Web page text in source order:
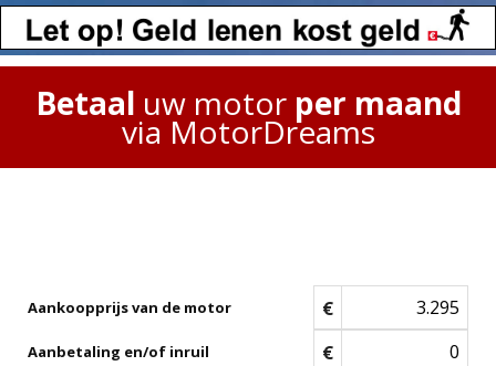
Betaal uw motor per maand
via MotorDreams
Aankoopprijs van de motor €
Aanbetaling en/of inruil €